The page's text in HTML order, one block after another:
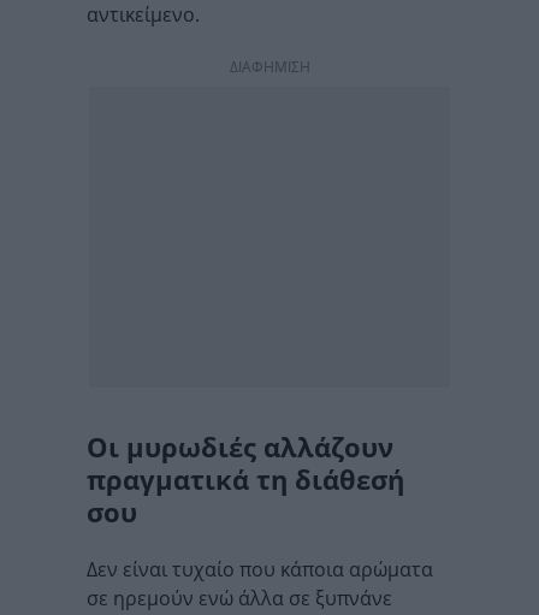
αντικείμενο.
ΔΙΑΦΗΜΙΣΗ
Οι μυρωδιές αλλάζουν
πραγματικά τη διάθεσή
σου
Δεν είναι τυχαίο που κάποια αρώματα
σε ηρεμούν ενώ άλλα σε ξυπνάνε